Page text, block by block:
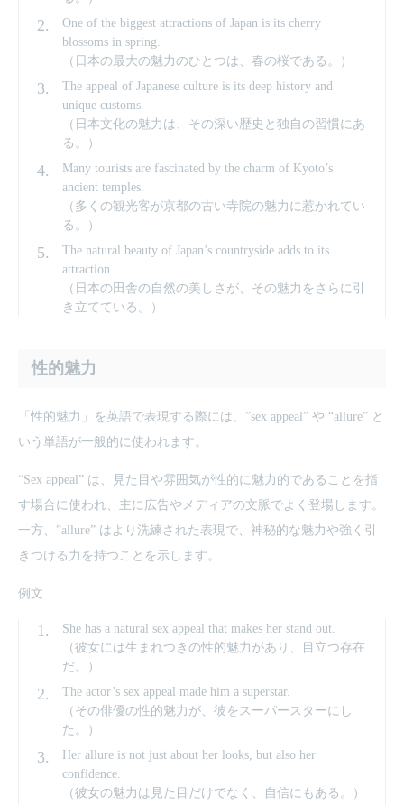
One of the biggest attractions of Japan is its cherry
blossoms in spring.
（日本の最大の魅力のひとつは、春の桜である。）
The appeal of Japanese culture is its deep history and
unique customs.
（日本文化の魅力は、その深い歴史と独自の習慣にあ
る。）
Many tourists are fascinated by the charm of Kyoto’s
ancient temples.
（多くの観光客が京都の古い寺院の魅力に惹かれてい
る。）
The natural beauty of Japan’s countryside adds to its
attraction.
（日本の田舎の自然の美しさが、その魅力をさらに引
き立てている。）
性的魅力
「性的魅力」を英語で表現する際には、”sex appeal” や “allure” と
いう単語が一般的に使われます。
“Sex appeal” は、見た目や雰囲気が性的に魅力的であることを指
す場合に使われ、主に広告やメディアの文脈でよく登場します。
一方、”allure” はより洗練された表現で、神秘的な魅力や強く引
きつける力を持つことを示します。
例文
She has a natural sex appeal that makes her stand out.
（彼女には生まれつきの性的魅力があり、目立つ存在
だ。）
The actor’s sex appeal made him a superstar.
（その俳優の性的魅力が、彼をスーパースターにし
た。）
Her allure is not just about her looks, but also her
confidence.
（彼女の魅力は見た目だけでなく、自信にもある。）